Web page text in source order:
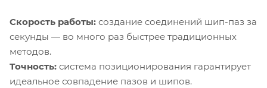
Скорость работы: создание соединений шип-паз за
секунды — во много раз быстрее традиционных
методов.
Точность: система позиционирования гарантирует
идеальное совпадение пазов и шипов.